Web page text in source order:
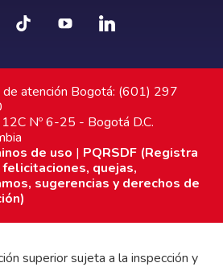
de atención Bogotá: (601) 297
Nº 6-25 - Bogotá D.C.
de uso | PQRSDF (Registra
felicitaciones, quejas,
sugerencias y derechos de
superior sujeta a la inspección y